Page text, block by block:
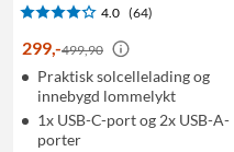
4.0 (64)
299,-499,90
Praktisk solcellelading og
innebygd lommelykt
1x USB-C-port og 2x USB-A-
porter